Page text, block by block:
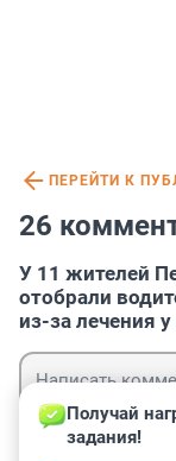
ПЕРЕЙТИ К
26
У 11 жителей
отобрали
из-за лечения
Получай
задания!